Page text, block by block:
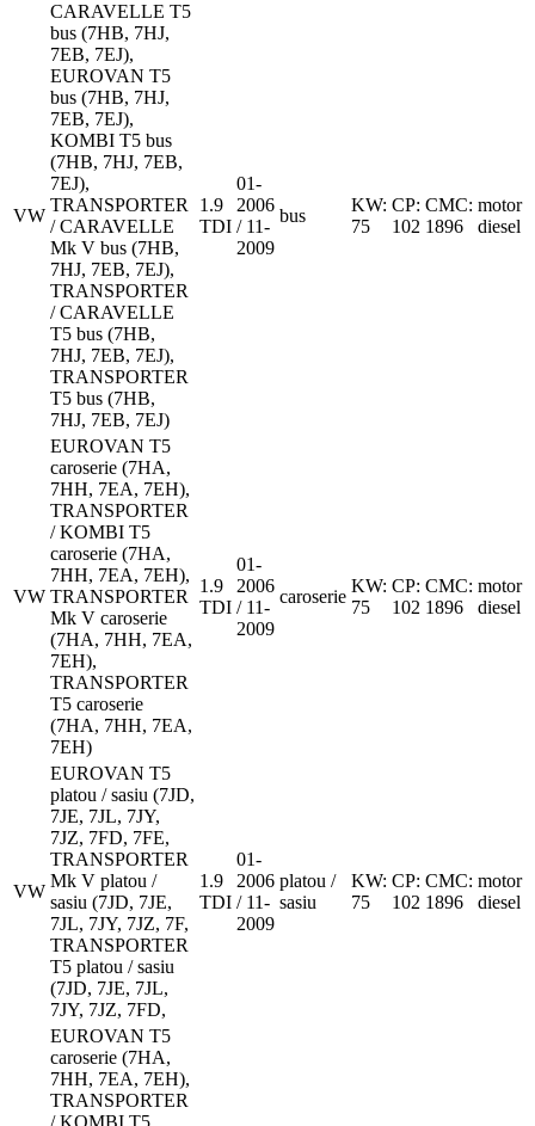
VW
CARAVELLE T5
bus (7HB, 7HJ,
7EB, 7EJ),
EUROVAN T5
bus (7HB, 7HJ,
7EB, 7EJ),
KOMBI T5 bus
(7HB, 7HJ, 7EB,
7EJ),
TRANSPORTER
/ CARAVELLE
Mk V bus (7HB,
7HJ, 7EB, 7EJ),
TRANSPORTER
/ CARAVELLE
T5 bus (7HB,
7HJ, 7EB, 7EJ),
TRANSPORTER
T5 bus (7HB,
7HJ, 7EB, 7EJ)
1.9
TDI
01-
2006
/ 11-
2009
bus
KW:
75
CP:
102
CMC:
1896
motor
diesel
VW
EUROVAN T5
caroserie (7HA,
7HH, 7EA, 7EH),
TRANSPORTER
/ KOMBI T5
caroserie (7HA,
7HH, 7EA, 7EH),
TRANSPORTER
Mk V caroserie
(7HA, 7HH, 7EA,
7EH),
TRANSPORTER
T5 caroserie
(7HA, 7HH, 7EA,
7EH)
1.9
TDI
01-
2006
/ 11-
2009
caroserie
KW:
75
CP:
102
CMC:
1896
motor
diesel
VW
EUROVAN T5
platou / sasiu (7JD,
7JE, 7JL, 7JY,
7JZ, 7FD, 7FE,
TRANSPORTER
Mk V platou /
sasiu (7JD, 7JE,
7JL, 7JY, 7JZ, 7F,
TRANSPORTER
T5 platou / sasiu
(7JD, 7JE, 7JL,
7JY, 7JZ, 7FD,
1.9
TDI
01-
2006
/ 11-
2009
platou /
sasiu
KW:
75
CP:
102
CMC:
1896
motor
diesel
EUROVAN T5
caroserie (7HA,
7HH, 7EA, 7EH),
TRANSPORTER